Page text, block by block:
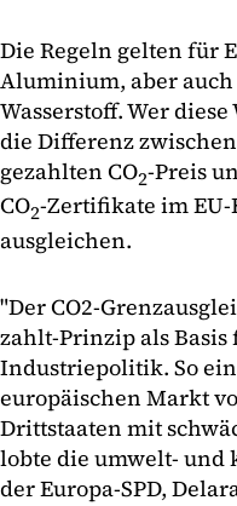
Die Regeln gelten für
Aluminium, aber
Wasserstoff. Wer
die Differenz
gezahlten CO2-Preis
CO2-Zertifikate im
ausgleichen.
"Der CO2-
zahlt-Prinzip als
Industriepolitik. So
europäischen Markt
Drittstaaten mit
lobte die umwelt-
der Europa-SPD,